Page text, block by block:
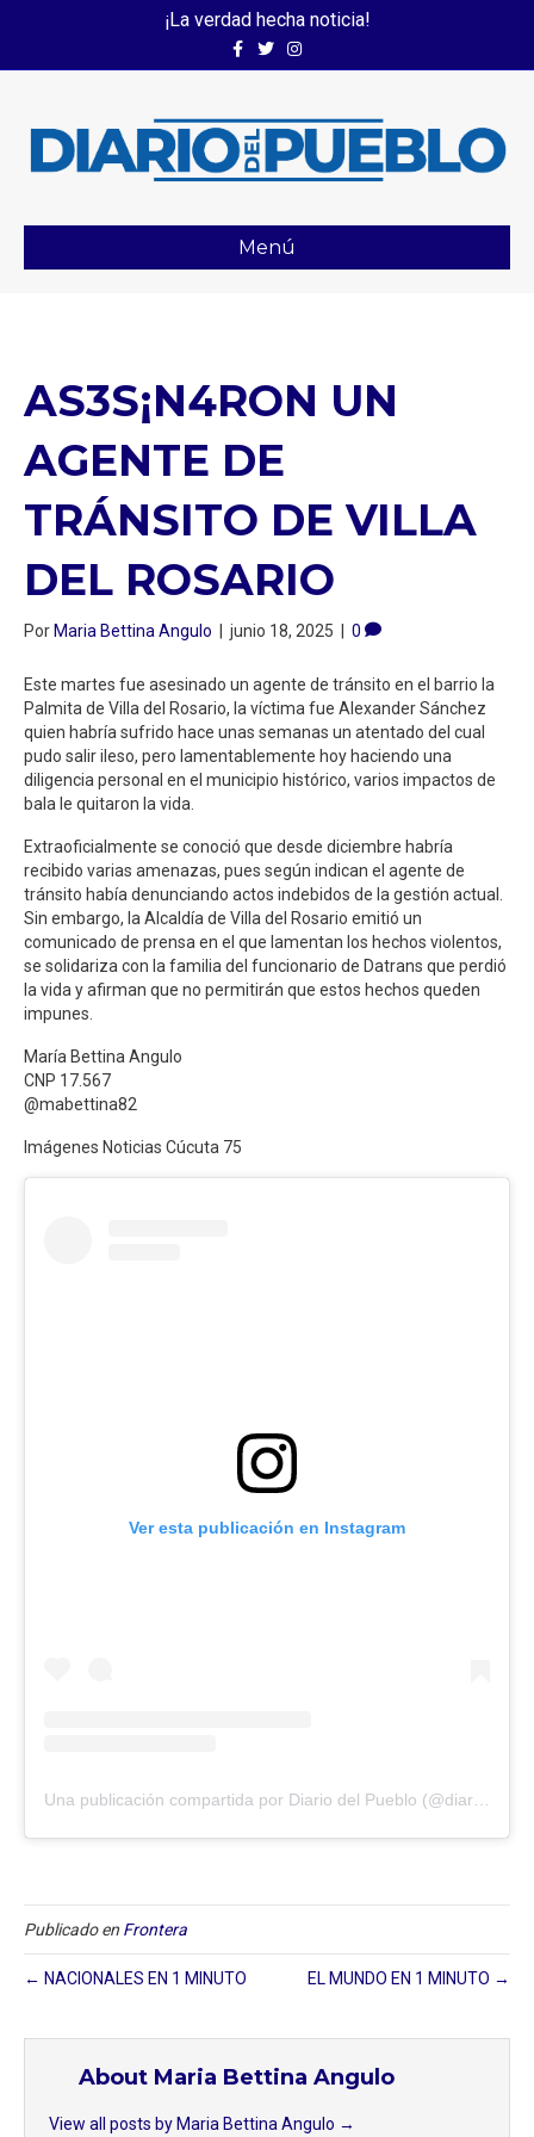
¡La verdad hecha noticia!
FacebookTwitterInstagram
Menú
AS3S¡N4RON UN
AGENTE DE
TRÁNSITO DE VILLA
DEL ROSARIO
PorMaria Bettina Angulo | junio 18, 2025 | 0
Este martes fue asesinado un agente de tránsito en el barrio la
Palmita de Villa del Rosario, la víctima fue Alexander Sánchez
quien habría sufrido hace unas semanas un atentado del cual
pudo salir ileso, pero lamentablemente hoy haciendo una
diligencia personal en el municipio histórico, varios impactos de
bala le quitaron la vida.
Extraoficialmente se conoció que desde diciembre habría
recibido varias amenazas, pues según indican el agente de
tránsito había denunciando actos indebidos de la gestión actual.
Sin embargo, la Alcaldía de Villa del Rosario emitió un
comunicado de prensa en el que lamentan los hechos violentos,
se solidariza con la familia del funcionario de Datrans que perdió
la vida y afirman que no permitirán que estos hechos queden
impunes.
María Bettina Angulo
CNP 17.567
@mabettina82
Imágenes Noticias Cúcuta 75
Ver esta publicación en Instagram
Publicado en Frontera
← NACIONALES EN 1 MINUTO EL MUNDO EN 1 MINUTO →
About Maria Bettina Angulo
View all posts by Maria Bettina Angulo →